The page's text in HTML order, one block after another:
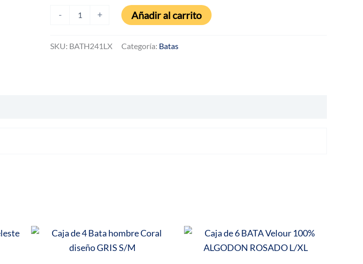
-
hombre
+ Añadir al carrito
SKU: BATH241LX Categoría: Batas